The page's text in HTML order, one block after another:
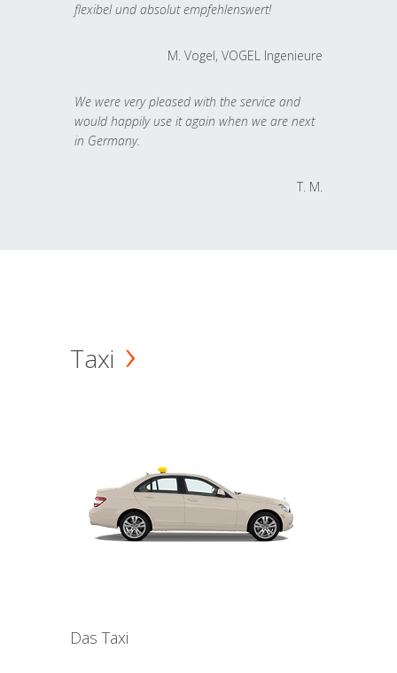
flexibel und absolut empfehlenswert!
M. Vogel, VOGEL Ingenieure
We were very pleased with the service and
would happily use it again when we are next
in Germany.
T. M.
Taxi
Das Taxi